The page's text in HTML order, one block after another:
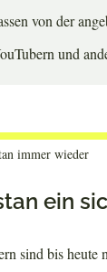
von der
und
immer wieder
ein
sind bis